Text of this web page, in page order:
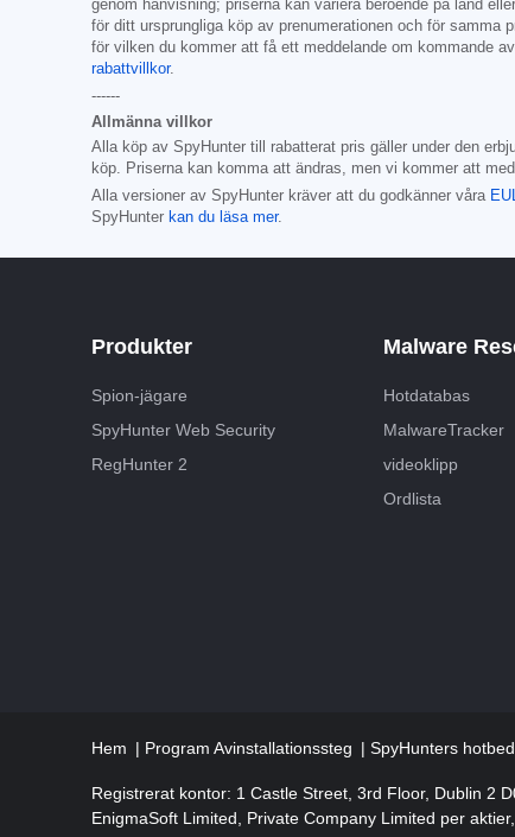
genom hänvisning; priserna kan variera beroende på land
för ditt ursprungliga köp av prenumerationen och för samma
för vilken du kommer att få ett meddelande om kommande
rabattvillkor.
------
Allmänna villkor
Alla köp av SpyHunter till rabatterat pris gäller under den
köp. Priserna kan komma att ändras, men vi kommer att
Alla versioner av SpyHunter kräver att du godkänner våra
SpyHunter kan du läsa mer.
Produkter
Spion-jägare
SpyHunter Web Security
RegHunter 2
Malware
Hotdatabas
MalwareTracker
videoklipp
Ordlista
Hem Program Avinstallationssteg SpyHunters
Registrerat kontor: 1 Castle Street, 3rd Floor, Dublin 2
EnigmaSoft Limited, Private Company Limited per